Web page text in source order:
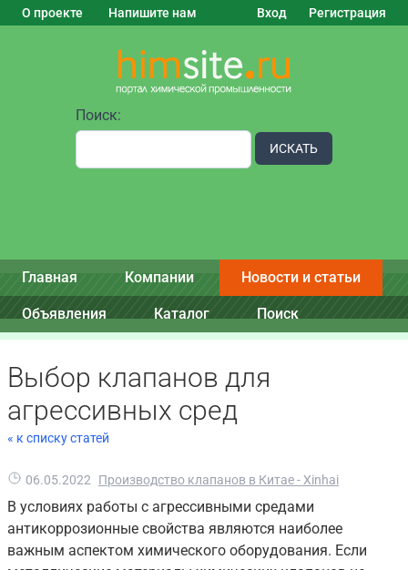
О проекте Напишите нам Вход Регистрация
Поиск:
ИСКАТЬ
Главная Компании Новости и статьи
Объявления Каталог Поиск
Выбор клапанов для
агрессивных сред
« к списку статей
06.05.2022 Производство клапанов в Китае - Xinhai
В условиях работы с агрессивными средами
антикоррозионные свойства являются наиболее
важным аспектом химического оборудования. Если